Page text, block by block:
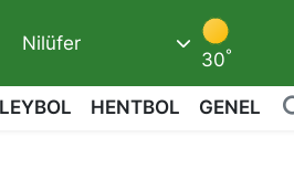
Nilüfer
30°
HENTBOL GENEL